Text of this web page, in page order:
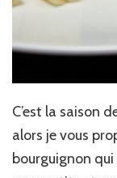
C’est la saison
alors je vous
bourguignon